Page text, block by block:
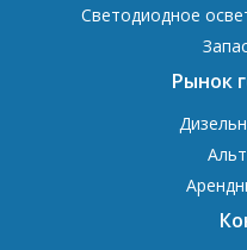
Светодиодное
Рынок